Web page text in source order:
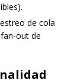
de cola
out de